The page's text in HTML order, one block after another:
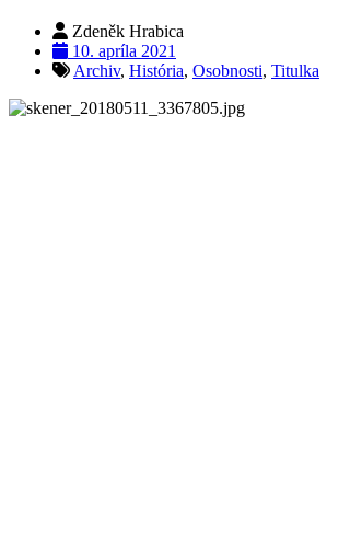
Zdeněk Hrabica
10. apríla 2021
Archiv, História, Osobnosti, Titulka